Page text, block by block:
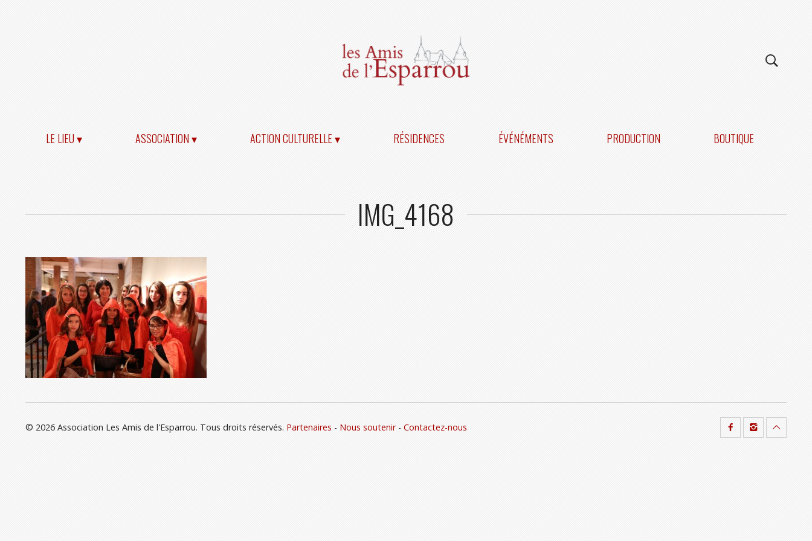
LE LIEU ▾ ASSOCIATION ▾ ACTION CULTURELLE ▾ RÉSIDENCES ÉVÉNÉMENTS PRODUCTION BOUTIQUE
IMG_4168
© 2026 Association Les Amis de l'Esparrou. Tous droits réservés. Partenaires - Nous soutenir- Contactez-nous